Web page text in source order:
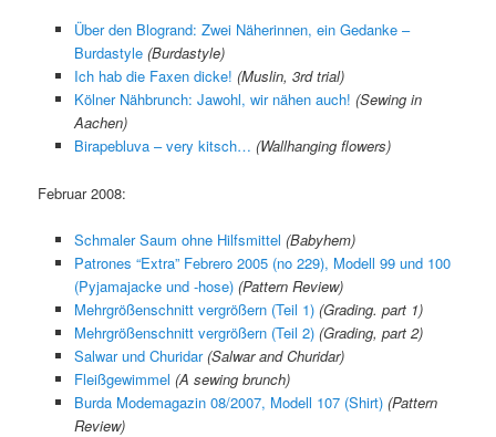
Über den Blogrand: Zwei Näherinnen, ein Gedanke –
Burdastyle (Burdastyle)
Ich hab die Faxen dicke! (Muslin, 3rd trial)
Kölner Nähbrunch: Jawohl, wir nähen auch! (Sewing in
Aachen)
Birapebluva – very kitsch… (Wallhanging flowers)
Februar 2008:
Schmaler Saum ohne Hilfsmittel (Babyhem)
Patrones “Extra” Febrero 2005 (no 229), Modell 99 und 100
(Pyjamajacke und -hose) (Pattern Review)
Mehrgrößenschnitt vergrößern (Teil 1) (Grading. part 1)
Mehrgrößenschnitt vergrößern (Teil 2) (Grading, part 2)
Salwar und Churidar (Salwar and Churidar)
Fleißgewimmel (A sewing brunch)
Burda Modemagazin 08/2007, Modell 107 (Shirt) (Pattern
Review)